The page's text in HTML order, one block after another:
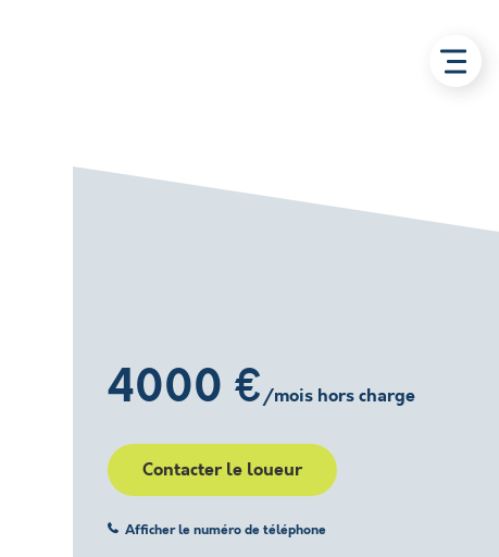
4000 €/mois hors charge
Contacter le loueur
Afficher le numéro de téléphone